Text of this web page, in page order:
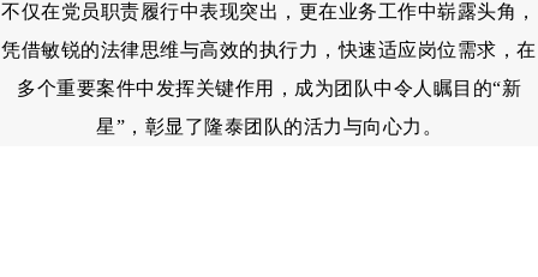
不仅在党员职责履行中表现突出，更在业务工作中崭露头角，
凭借敏锐的法律思维与高效的执行力，快速适应岗位需求，在
多个重要案件中发挥关键作用，成为团队中令人瞩目的“新
星”，彰显了隆泰团队的活力与向心力。